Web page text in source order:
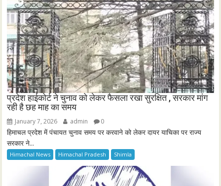
प्रदेश हाईकोर्ट ने चुनाव को लेकर फैसला रखा सुरक्षित , सरकार मांग
रही है छह माह का समय
January 7, 2026 admin 0
हिमाचल प्रदेश में पंचायत चुनाव समय पर करवाने को लेकर दायर याचिका पर राज्य
सरकार ने...
Himachal News Himachal Pradesh Shimla